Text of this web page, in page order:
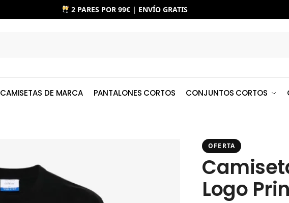
2 PARES POR 99€ | ENVÍO GRATIS
CAMISETAS DE MARCA PANTALONES CORTOS CONJUNTOS CORTOS
OFERTA
Logo